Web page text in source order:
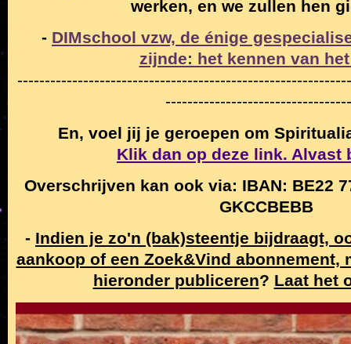
werken, en we zullen hen
- DIMschool vzw, de énige
zijnde: het kennen van
En, voel jij je geroepen om
Klik dan op deze link. Alvast
Overschrijven kan ook via: IBAN: BE22
GKCCBEBB
- Indien je zo'n (bak)steentje bijdraagt,
aankoop of een Zoek&Vind abonnement,
hieronder publiceren? Laat het